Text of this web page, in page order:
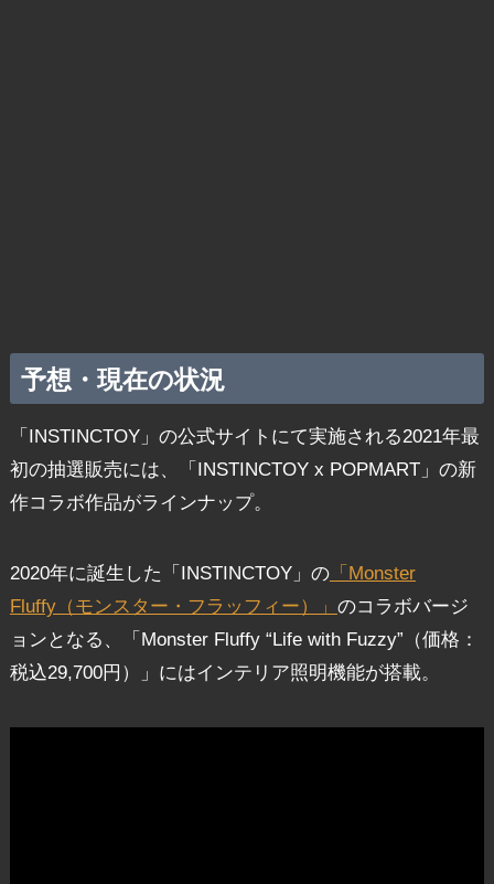
予想・現在の状況
「INSTINCTOY」の公式サイトにて実施される2021年最
初の抽選販売には、「INSTINCTOY x POPMART」の新
作コラボ作品がラインナップ。
2020年に誕生した「INSTINCTOY」の「Monster
Fluffy（モンスター・フラッフィー）」 のコラボバージ
ョンとなる、「Monster Fluffy “Life with Fuzzy”（価格：
税込29,700円）」にはインテリア照明機能が搭載。